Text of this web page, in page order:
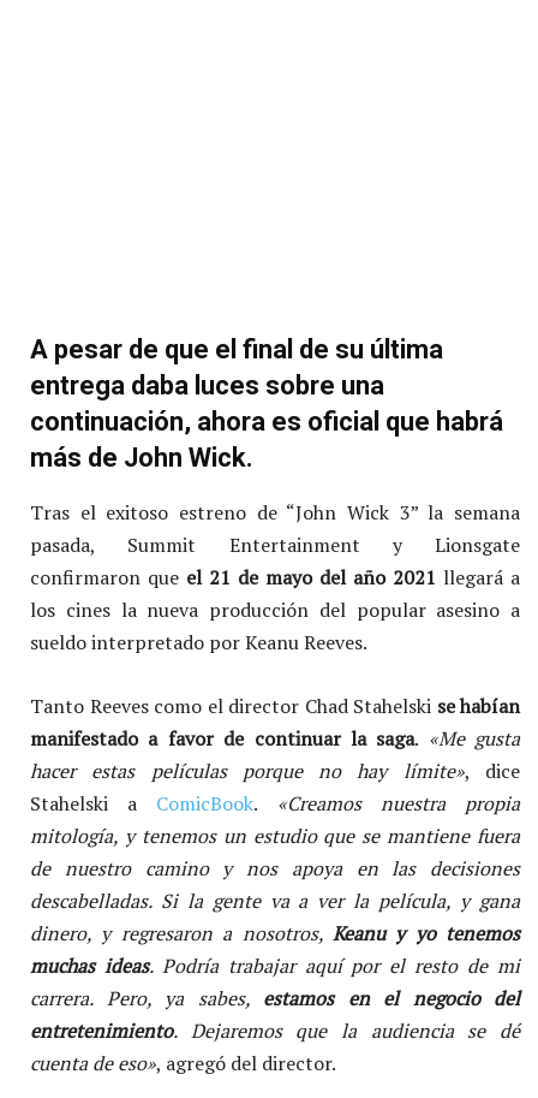
A pesar de que el final de su última
entrega daba luces sobre una
continuación, ahora es oficial que habrá
más de John Wick.
Tras el exitoso estreno de “John Wick 3” la semana
pasada, Summit Entertainment y Lionsgate
confirmaron que el 21 de mayo del año 2021 llegará a
los cines la nueva producción del popular asesino a
sueldo interpretado por Keanu Reeves.
Tanto Reeves como el director Chad Stahelski se habían
manifestado a favor de continuar la saga. «Me gusta
hacer estas películas porque no hay límite», dice
Stahelski a ComicBook. «Creamos nuestra propia
mitología, y tenemos un estudio que se mantiene fuera
de nuestro camino y nos apoya en las decisiones
descabelladas. Si la gente va a ver la película, y gana
dinero, y regresaron a nosotros, Keanu y yo tenemos
muchas ideas. Podría trabajar aquí por el resto de mi
carrera. Pero, ya sabes, estamos en el negocio del
entretenimiento. Dejaremos que la audiencia se dé
cuenta de eso», agregó del director.